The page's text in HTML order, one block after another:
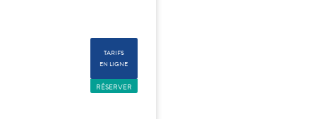
TARIFS
EN LIGNE
RÉSERVER